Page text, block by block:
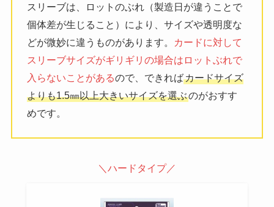
スリーブは、ロットのぶれ（製造日が違うことで
個体差が生じること）により、サイズや透明度な
どが微妙に違うものがあります。
カードに対して
スリーブサイズがギリギリの場合はロットぶれで
入らないことがあるので、できればカードサイズ
よりも1.5㎜以上大きいサイズを選ぶのがおすす
めです。
＼ハードタイプ／